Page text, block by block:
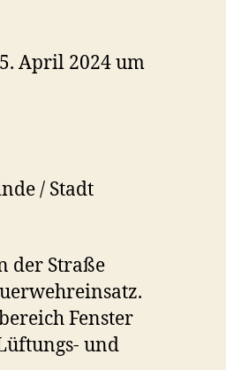
April 2024 um
/ Stadt
der Straße
Fenster
und